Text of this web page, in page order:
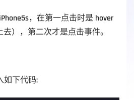
，在第一点击时是 hover
），第二次才是点击事件。
如下代码: